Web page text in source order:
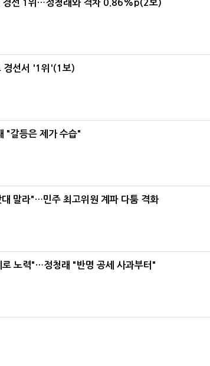
선 1위…정청래와 격차 0.86%p(2보)
경선서 '1위'(1보)
"갈등은 제가 수습"
말라"…민주 최고위원 계파 다툼 격화
로 노력"…정청래 "반명 공세 사과부터"